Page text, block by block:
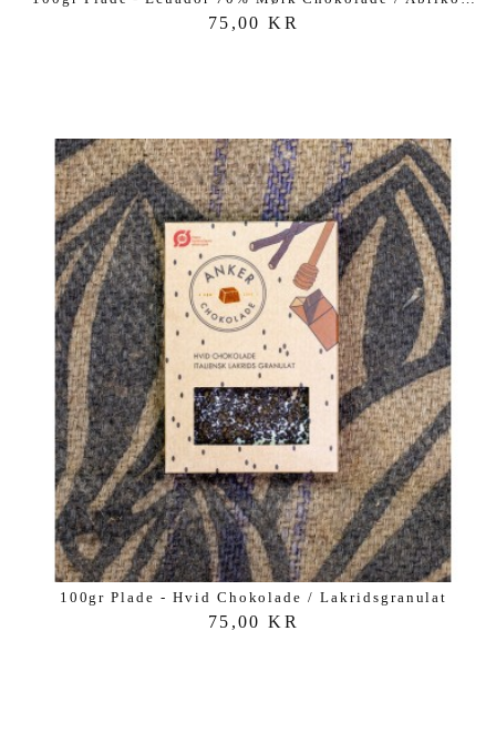
75,00 KR
100gr Plade - Hvid Chokolade / Lakridsgranulat
75,00 KR